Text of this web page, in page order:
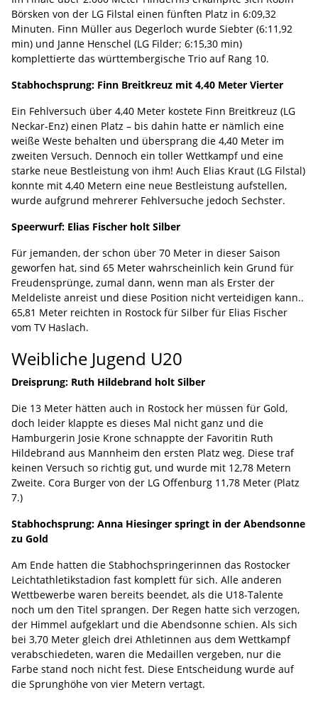
Börsken von der LG Filstal einen fünften Platz in 6:09,32
Minuten. Finn Müller aus Degerloch wurde Siebter (6:11,92
min) und Janne Henschel (LG Filder; 6:15,30 min)
komplettierte das württembergische Trio auf Rang 10.
Stabhochsprung: Finn Breitkreuz mit 4,40 Meter Vierter
Ein Fehlversuch über 4,40 Meter kostete Finn Breitkreuz (LG
Neckar-Enz) einen Platz – bis dahin hatte er nämlich eine
weiße Weste behalten und übersprang die 4,40 Meter im
zweiten Versuch. Dennoch ein toller Wettkampf und eine
starke neue Bestleistung von ihm! Auch Elias Kraut (LG Filstal)
konnte mit 4,40 Metern eine neue Bestleistung aufstellen,
wurde aufgrund mehrerer Fehlversuche jedoch Sechster.
Speerwurf: Elias Fischer holt Silber
Für jemanden, der schon über 70 Meter in dieser Saison
geworfen hat, sind 65 Meter wahrscheinlich kein Grund für
Freudensprünge, zumal dann, wenn man als Erster der
Meldeliste anreist und diese Position nicht verteidigen kann..
65,81 Meter reichten in Rostock für Silber für Elias Fischer
vom TV Haslach.
Weibliche Jugend U20
Dreisprung: Ruth Hildebrand holt Silber
Die 13 Meter hätten auch in Rostock her müssen für Gold,
doch leider klappte es dieses Mal nicht ganz und die
Hamburgerin Josie Krone schnappte der Favoritin Ruth
Hildebrand aus Mannheim den ersten Platz weg. Diese traf
keinen Versuch so richtig gut, und wurde mit 12,78 Metern
Zweite. Cora Burger von der LG Offenburg 11,78 Meter (Platz
7.)
Stabhochsprung: Anna Hiesinger springt in der Abendsonne
zu Gold
Am Ende hatten die Stabhochspringerinnen das Rostocker
Leichtathletikstadion fast komplett für sich. Alle anderen
Wettbewerbe waren bereits beendet, als die U18-Talente
noch um den Titel sprangen. Der Regen hatte sich verzogen,
der Himmel aufgeklart und die Abendsonne schien. Als sich
bei 3,70 Meter gleich drei Athletinnen aus dem Wettkampf
verabschiedeten, waren die Medaillen vergeben, nur die
Farbe stand noch nicht fest. Diese Entscheidung wurde auf
die Sprunghöhe von vier Metern vertagt.